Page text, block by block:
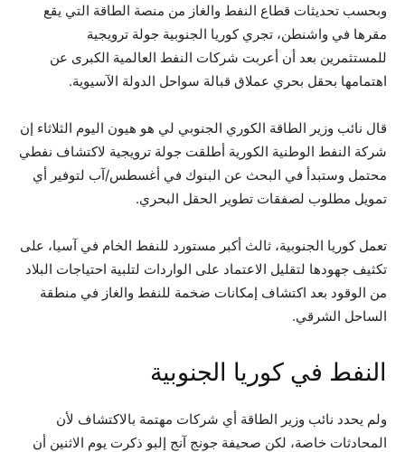
وبحسب تحديثات قطاع النفط والغاز من منصة الطاقة التي يقع
مقرها في واشنطن، تجري كوريا الجنوبية جولة ترويجية
للمستثمرين بعد أن أعربت شركات النفط العالمية الكبرى عن
اهتمامها بحقل بحري عملاق قبالة سواحل الدولة الآسيوية.
قال نائب وزير الطاقة الكوري الجنوبي لي هو هيون اليوم الثلاثاء إن
شركة النفط الوطنية الكورية أطلقت جولة ترويجية لاكتشاف نفطي
محتمل وستبدأ في البحث عن البنوك في أغسطس/آب لتوفير أي
تمويل مطلوب لصفقات تطوير الحقل البحري.
تعمل كوريا الجنوبية، ثالث أكبر مستورد للنفط الخام في آسيا، على
تكثيف جهودها لتقليل الاعتماد على الواردات لتلبية احتياجات البلاد
من الوقود بعد اكتشاف إمكانات ضخمة للنفط والغاز في منطقة
الساحل الشرقي.
النفط في كوريا الجنوبية
ولم يحدد نائب وزير الطاقة أي شركات مهتمة بالاكتشاف لأن
المحادثات خاصة، لكن صحيفة جونج آنج إلبو ذكرت يوم الاثنين أن